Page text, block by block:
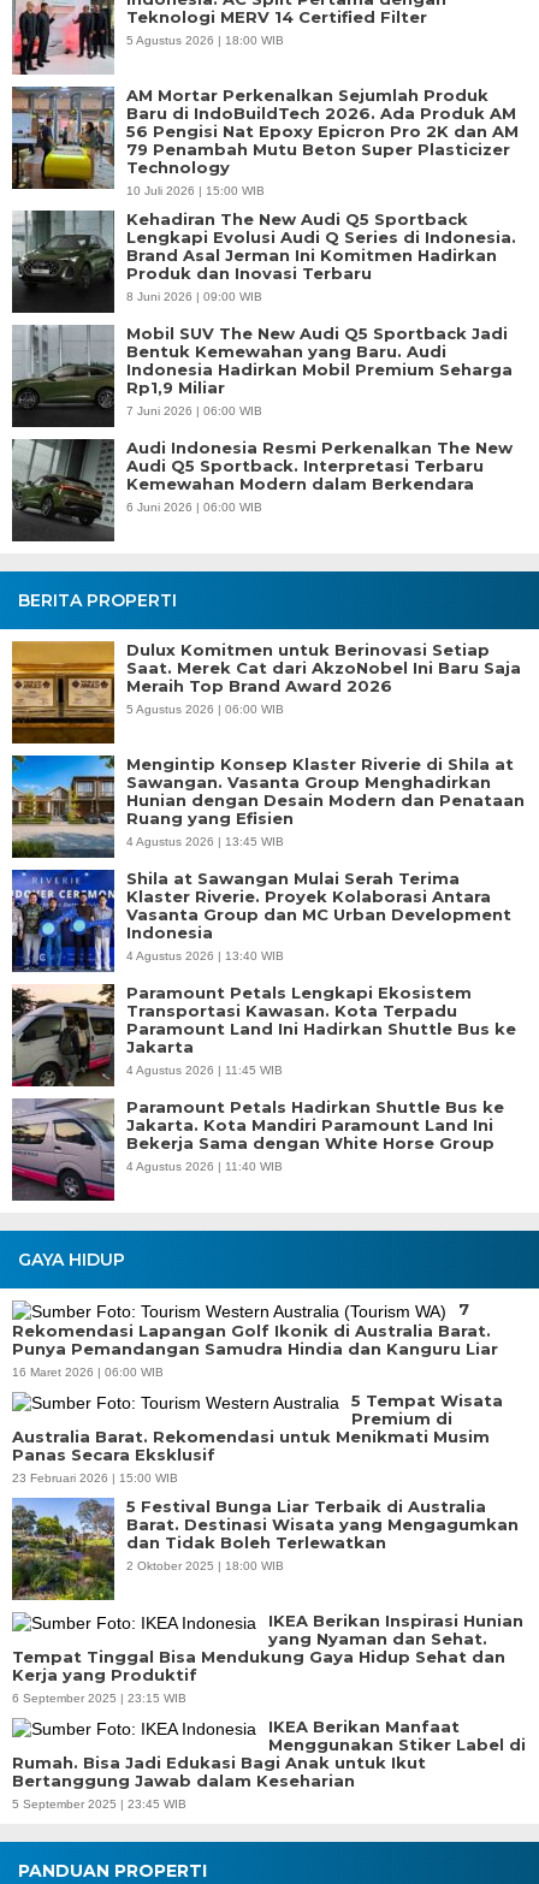
Teknologi MERV 14 Certified Filter
5 Agustus 2026 | 18:00 WIB
AM Mortar Perkenalkan Sejumlah Produk
Baru di IndoBuildTech 2026. Ada Produk AM
56 Pengisi Nat Epoxy Epicron Pro 2K dan AM
79 Penambah Mutu Beton Super Plasticizer
Technology
10 Juli 2026 | 15:00 WIB
Kehadiran The New Audi Q5 Sportback
Lengkapi Evolusi Audi Q Series di Indonesia.
Brand Asal Jerman Ini Komitmen Hadirkan
Produk dan Inovasi Terbaru
8 Juni 2026 | 09:00 WIB
Mobil SUV The New Audi Q5 Sportback Jadi
Bentuk Kemewahan yang Baru. Audi
Indonesia Hadirkan Mobil Premium Seharga
Rp1,9 Miliar
7 Juni 2026 | 06:00 WIB
Audi Indonesia Resmi Perkenalkan The New
Audi Q5 Sportback. Interpretasi Terbaru
Kemewahan Modern dalam Berkendara
6 Juni 2026 | 06:00 WIB
BERITA PROPERTI
Dulux Komitmen untuk Berinovasi Setiap
Saat. Merek Cat dari AkzoNobel Ini Baru Saja
Meraih Top Brand Award 2026
5 Agustus 2026 | 06:00 WIB
Mengintip Konsep Klaster Riverie di Shila at
Sawangan. Vasanta Group Menghadirkan
Hunian dengan Desain Modern dan Penataan
Ruang yang Efisien
4 Agustus 2026 | 13:45 WIB
Shila at Sawangan Mulai Serah Terima
Klaster Riverie. Proyek Kolaborasi Antara
Vasanta Group dan MC Urban Development
Indonesia
4 Agustus 2026 | 13:40 WIB
Paramount Petals Lengkapi Ekosistem
Transportasi Kawasan. Kota Terpadu
Paramount Land Ini Hadirkan Shuttle Bus ke
Jakarta
4 Agustus 2026 | 11:45 WIB
Paramount Petals Hadirkan Shuttle Bus ke
Jakarta. Kota Mandiri Paramount Land Ini
Bekerja Sama dengan White Horse Group
4 Agustus 2026 | 11:40 WIB
GAYA HIDUP
7
Rekomendasi Lapangan Golf Ikonik di Australia Barat.
Punya Pemandangan Samudra Hindia dan Kanguru Liar
16 Maret 2026 | 06:00 WIB
5 Tempat Wisata
Premium di
Australia Barat. Rekomendasi untuk Menikmati Musim
Panas Secara Eksklusif
23 Februari 2026 | 15:00 WIB
5 Festival Bunga Liar Terbaik di Australia
Barat. Destinasi Wisata yang Mengagumkan
dan Tidak Boleh Terlewatkan
2 Oktober 2025 | 18:00 WIB
IKEA Berikan Inspirasi Hunian
yang Nyaman dan Sehat.
Tempat Tinggal Bisa Mendukung Gaya Hidup Sehat dan
Kerja yang Produktif
6 September 2025 | 23:15 WIB
IKEA Berikan Manfaat
Menggunakan Stiker Label di
Rumah. Bisa Jadi Edukasi Bagi Anak untuk Ikut
Bertanggung Jawab dalam Keseharian
5 September 2025 | 23:45 WIB
PANDUAN PROPERTI